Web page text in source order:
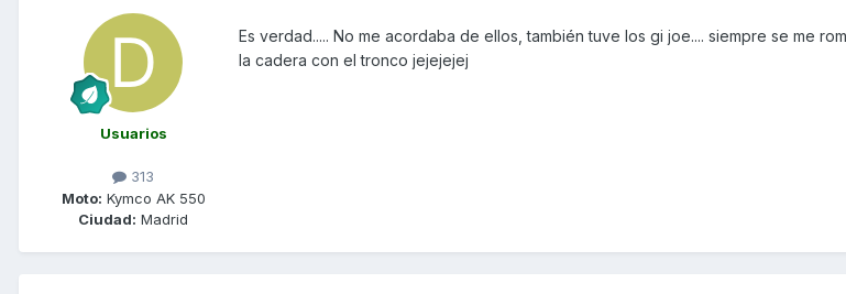
Usuarios
313
Moto: Kymco AK 550
Ciudad: Madrid
Es verdad..... No me acordaba de ellos, también tuve los gi joe.... siempre se me
la cadera con el tronco jejejejej